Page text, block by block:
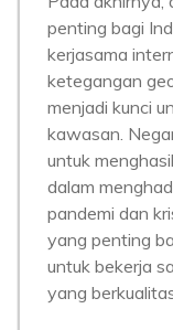
penting bagi
kerjasama
ketegangan
menjadi kunci
kawasan.
untuk
dalam
pandemi dan
yang penting
untuk bekerja
yang